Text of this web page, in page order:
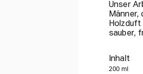
Unser
Männer,
Holzduft
sauber,
Inhalt
200 ml